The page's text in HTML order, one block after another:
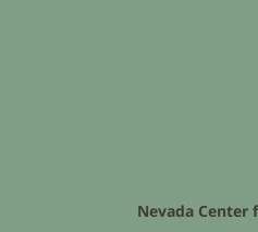
Nevada Center